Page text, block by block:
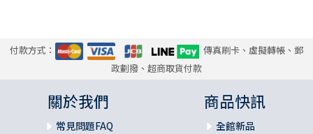
付款方式：
傳真刷卡、虛擬轉帳、郵
政劃撥、超商取貨付款
關於我們
常見問題FAQ
商品快訊
全館新品